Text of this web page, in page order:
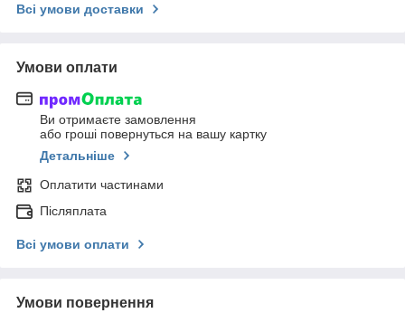
Всі умови доставки
Умови оплати
Ви отримаєте замовлення
або гроші повернуться на вашу картку
Детальніше
Оплатити частинами
Післяплата
Всі умови оплати
Умови повернення